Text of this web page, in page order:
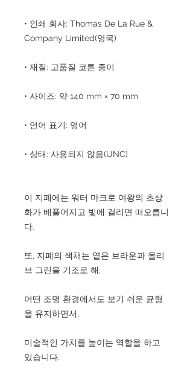
• 인쇄 회사: Thomas De La Rue &
Company Limited(영국)
• 재질: 고품질 코튼 종이
• 사이즈: 약 140 mm × 70 mm
• 언어 표기: 영어
• 상태: 사용되지 않음(UNC)
이 지폐에는 워터 마크로 여왕의 초상
화가 베풀어지고 빛에 걸리면 떠오릅니
다.
또, 지폐의 색채는 옅은 브라운과 올리
브 그린을 기조로 해,
어떤 조명 환경에서도 보기 쉬운 균형
을 유지하면서,
미술적인 가치를 높이는 역할을 하고
있습니다.